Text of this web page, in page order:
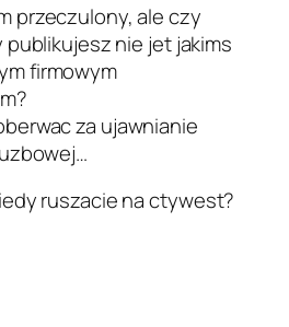
przeczulony, ale czy
publikujesz nie jet jakims
firmowym
za ujawnianie
ruszacie na ctywest?